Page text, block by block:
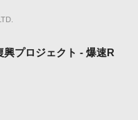
興プロジェクト - 爆速R